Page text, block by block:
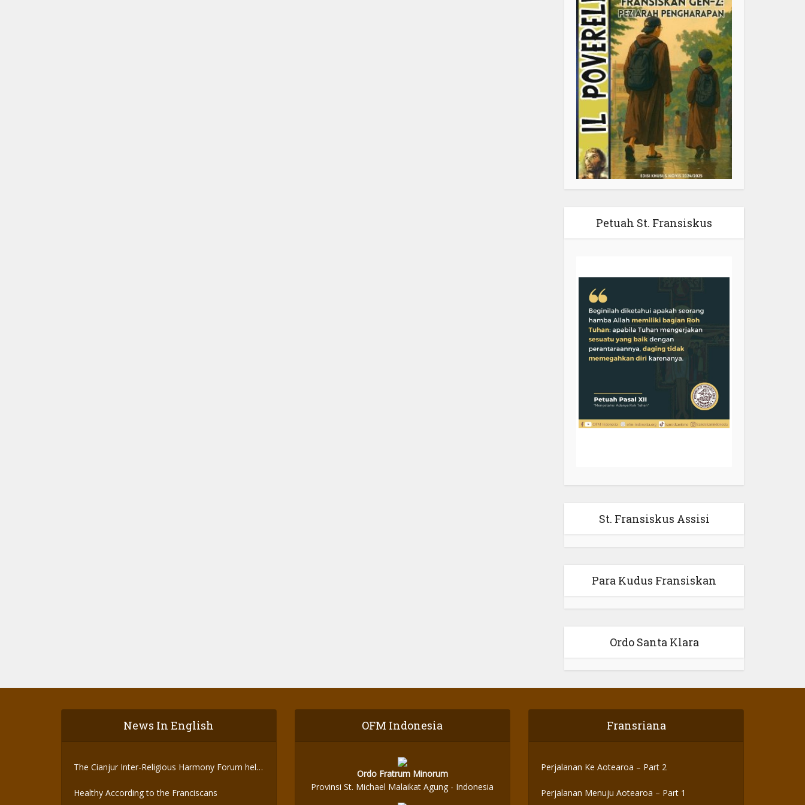
Petuah St. Fransiskus
St. Fransiskus Assisi
Para Kudus Fransiskan
Ordo Santa Klara
News In English
The Cianjur Inter-Religious Harmony Forum held
Healthy According to the Franciscans
OFM Indonesia
Ordo Fratrum Minorum
Provinsi St. Michael Malaikat Agung - Indonesia
Fransriana
Perjalanan Ke Aotearoa – Part 2
Perjalanan Menuju Aotearoa – Part 1